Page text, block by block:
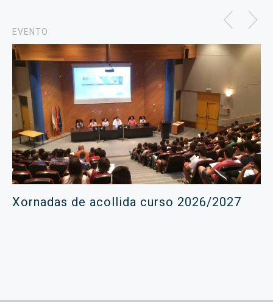
EVENTO
Xornadas de acollida curso 2026/2027